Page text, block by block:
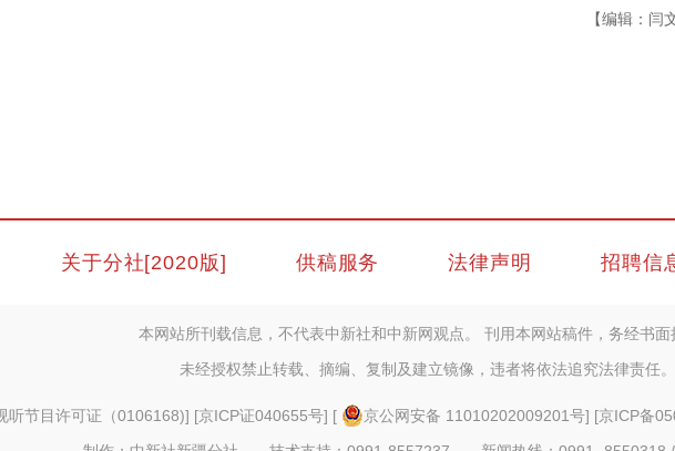
【编辑：闫
关于分社[2020版] 供稿服务 法律声明 招聘信
本网站所刊载信息，不代表中新社和中新网观点。 刊用本网站稿件，务经书面
未经授权禁止转载、摘编、复制及建立镜像，违者将依法追究法律责任。
听节目许可证（0106168)] [京ICP证040655号] [ 京公网安备 11010202009201号] [京ICP备